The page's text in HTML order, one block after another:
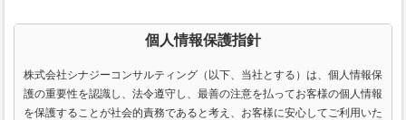
個人情報保護指針
株式会社シナジーコンサルティング（以下、当社とする）は、個人情報保
護の重要性を認識し、法令遵守し、最善の注意を払ってお客様の個人情報
を保護することが社会的責務であると考え、お客様に安心してご利用いた